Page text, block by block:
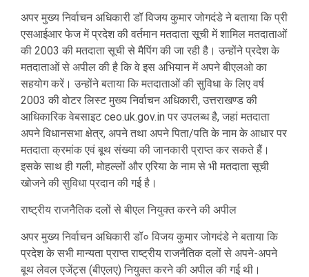
अपर मुख्य निर्वाचन अधिकारी डॉ विजय कुमार जोगदंडे ने बताया कि प्री
एसआईआर फेज में प्रदेश की वर्तमान मतदाता सूची में शामिल मतदाताओं
की 2003 की मतदाता सूची से मैपिंग की जा रही है। उन्होंने प्रदेश के
मतदाताओं से अपील की है कि वे इस अभियान में अपने बीएलओ का
सहयोग करें। उन्होंने बताया कि मतदाताओं की सुविधा के लिए वर्ष
2003 की वोटर लिस्ट मुख्य निर्वाचन अधिकारी, उत्तराखण्ड की
आधिकारिक वेबसाइट ceo.uk.gov.in पर उपलब्ध है, जहां मतदाता
अपने विधानसभा क्षेत्र, अपने तथा अपने पिता/पति के नाम के आधार पर
मतदाता क्रमांक एवं बूथ संख्या की जानकारी प्राप्त कर सकते हैं।
इसके साथ ही गली, मोहल्लों और एरिया के नाम से भी मतदाता सूची
खोजने की सुविधा प्रदान की गई है।
राष्ट्रीय राजनैतिक दलों से बीएल नियुक्त करने की अपील
अपर मुख्य निर्वाचन अधिकारी डॉ० विजय कुमार जोगदंडे ने बताया कि
प्रदेश के सभी मान्यता प्राप्त राष्ट्रीय राजनैतिक दलों से अपने-अपने
बूथ लेवल एजेंट्स (बीएलए) नियुक्त करने की अपील की गई थी।